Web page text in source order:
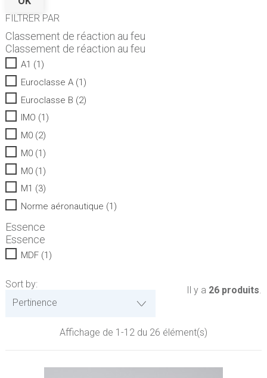
FILTRER PAR
Classement de réaction au feu
Classement de réaction au feu
A1 (1)
Euroclasse A (1)
Euroclasse B (2)
IMO (1)
M0 (2)
M0 (1)
M0 (1)
M1 (3)
Norme aéronautique (1)
Essence
Essence
MDF (1)
Il y a 26 produits
Sort by:
Pertinence
Affichage de 1-12 du 26 élément(s)